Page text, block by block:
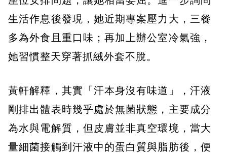
生活作息後發現，她近期專案壓力大，三餐
多為外食且重口味；再加上辦公室冷氣強，
她習慣整天穿著抓絨外套不脫。
黃軒解釋，其實「汗本身沒有味道」，汗液
剛排出體表時幾乎處於無菌狀態，主要成分
為水與電解質，但皮膚並非真空環境，當大
量細菌接觸到汗液中的蛋白質與脂肪後，便